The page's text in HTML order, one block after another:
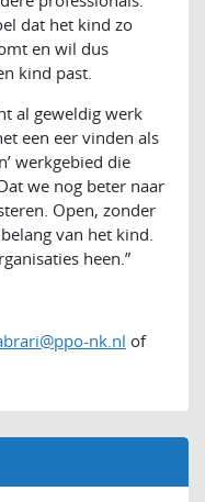
dat het kind zo
en wil dus
kind past.
al geweldig werk
een eer vinden als
werkgebied die
we nog beter naar
Open, zonder
van het kind.
heen.”
nk.nl of